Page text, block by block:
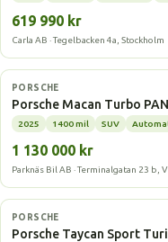
619 990 kr
Carla AB · Tegelbacken 4a, Stockholm
Elbil
PORSCHE
Porsche Macan Turbo
2025 1400 mil SUV
1 130 000 kr
Parknäs Bil AB · Terminalgatan 23 b,
Elbil
PORSCHE
Porsche Taycan Sport